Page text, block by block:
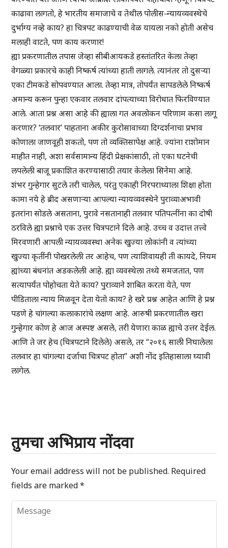
काढावा लागतो, हे भारतीय समाजाचे व तेथील पोलीस-न्यायव्यवस्थेचे
दुर्भाग्य नव्हे काय? हा चित्रपट काढण्याची वेळ यायला नको होती असेच
मलाही वाटते, पण काय करणार!
ह्या प्रकरणातील तपास जेव्हा सीबीआयकडे हस्तांतरित केला तेव्हा
वेगळ्या प्रकारचे काही निष्कर्ष त्यांच्या हाती लागले. त्यानंतर तो दुसऱ्या
एका टीमकडे सोपवण्यात आला. तेव्हा मात्र, तोपर्यंत सापडलेले निष्कर्ष
अमान्य करून पुन्हा एकवार तलवार दांपत्याच्या विरोधात फिरविण्यात
आले. आता प्रश्न असा आहे की ह्याला गत अवलोकन परिणाम कसा लागू
करणार? ‘तलवार’ पाहताना अकीर कुरोसावाच्या दिग्दर्शनाचा प्रभाव
कोणाला जाणवूही शकतो, पण तो व्यक्तिसापेक्ष आहे. ज्यांना राशोमान
माहीत नाही, अशा सर्वसामान्य हिंदी प्रेक्षकांसाठी, तो एका घटनेची
लपलेली बाजू प्रकाशित करण्यासाठी तयार केलेला सिनेमा आहे.
शंभर गुन्हेगार सुटले तरी चालेल, परंतु एकाही निरपराध्याला शिक्षा होता
कामा नये हे ब्रीद असणाऱ्या आपल्या न्यायव्यवस्थेने पुराव्याअभावी
इतरांना सोडले असताना, पुरावे नसतानाही तलवार पतिपत्नींना का दोषी
ठरविले ह्या प्रश्नाचे एक उत्तर चित्रपटाने दिले आहे. उच्च व उदात्त तत्त्वे
मिरवणारी आपली न्यायव्यवस्था अनेक खुज्या लोकांनी व त्यांच्या
खुज्या कृतींनी पोखरलेली तर आहेच, पण त्याशिवायही ती कायदे, नियम
ह्यांच्या बंधनांत अडकलेली आहे. ह्या व्यवस्थेला तथ्ये समजतात, पण
सत्यापर्यंत पोहोचता येते काय? पुराव्याने शाबित करता येते, पण
पीडिताला न्याय मिळवून देता येतो काय? हे खरे प्रश्न आहेत आणि हे प्रश्न
पडणे हे चांगल्या कलाकारांचे लक्षण आहे. आरुषी प्रकरणातील खरा
गुन्हेगार कोण हे आज अस्पष्ट असले, तरी येणारा काळ ह्याचे उत्तर देईल.
आणि ते जर हेच (चित्रपटाने दिलेले) असले, तर “२०१६ साली निघालेला
तलवार हा चांगल्या दर्जाचा चित्रपट होता” अशी नोंद इतिहासाला घ्यावी
लागेल.
तुमचा अभिप्राय नोंदवा
Your email address will not be published. Required
fields are marked*